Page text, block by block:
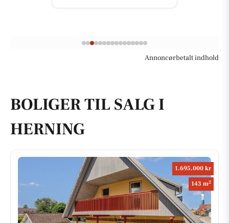
Annoncørbetalt indhold
BOLIGER TIL SALG I
HERNING
1.695.000 kr
143 m2